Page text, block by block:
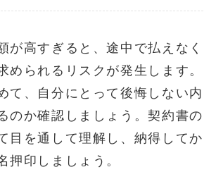
が高すぎると、途中で払えなく
められるリスクが発生します。
て、自分にとって後悔しない内
のか確認しましょう。契約書の
目を通して理解し、納得してか
押印しましょう。